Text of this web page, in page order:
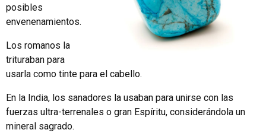
posibles
envenenamientos.
Los romanos la
trituraban para
usarla como tinte para el cabello.
En la India, los sanadores la usaban para unirse con las
fuerzas ultra-terrenales o gran Espíritu, considerándola un
mineral sagrado.